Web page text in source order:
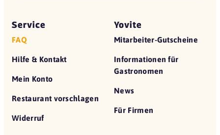
Service
FAQ
Hilfe & Kontakt
Mein Konto
Restaurant vorschlagen
Widerruf
Yovite
Mitarbeiter-Gutscheine
Informationen für
Gastronomen
News
Für Firmen